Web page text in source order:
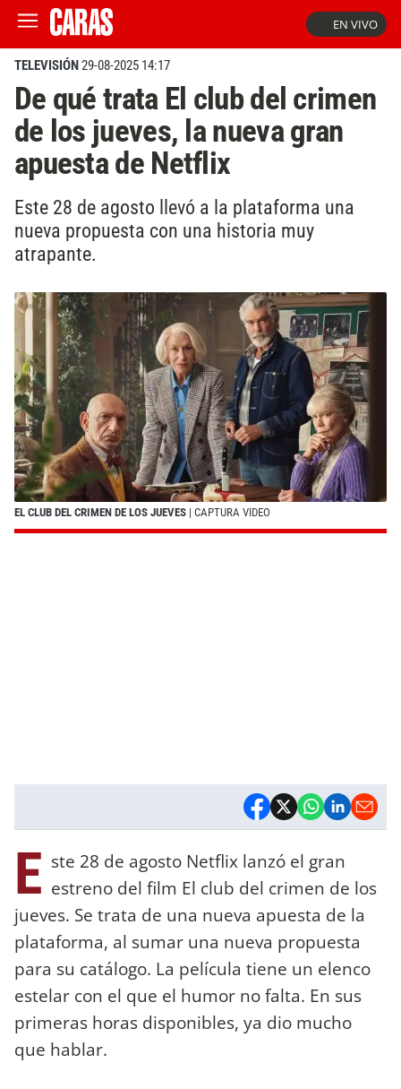
EN VIVO
TELEVISIÓN29-08-2025 14:17
De qué trata El club del crimen
de los jueves, la nueva gran
apuesta de Netflix
Este 28 de agosto llevó a la plataforma una
nueva propuesta con una historia muy
atrapante.
EL CLUB DEL CRIMEN DE LOS JUEVES | CAPTURA VIDEO
E ste 28 de agosto Netflix lanzó el gran
estreno del film El club del crimen de los
jueves. Se trata de una nueva apuesta de la
plataforma, al sumar una nueva propuesta
para su catálogo. La película tiene un elenco
estelar con el que el humor no falta. En sus
primeras horas disponibles, ya dio mucho
que hablar.